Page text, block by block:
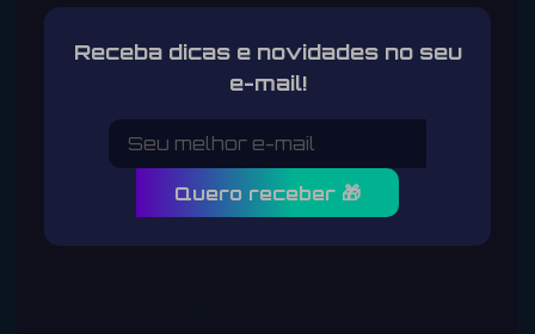
Receba dicas e novidades no seu
e-mail!
Quero receber 🎁